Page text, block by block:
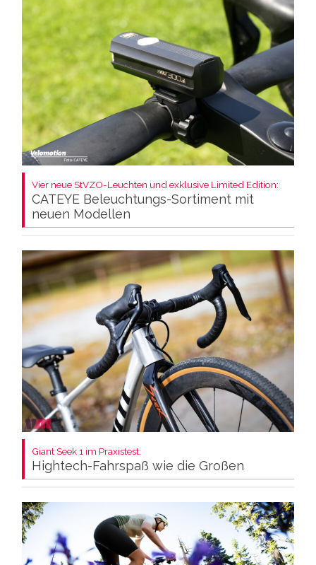
Vier neue StVZO-Leuchten und exklusive Limited Edition:
CATEYE Beleuchtungs-Sortiment mit
neuen Modellen
Giant Seek 1 im Praxistest:
Hightech-Fahrspaß wie die Großen